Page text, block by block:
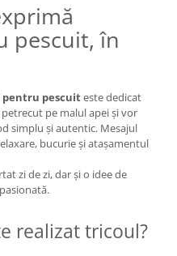
pescuit, în
pentru pescuiteste dedicat
pe malul apei și vor
simplu și autentic. Mesajul
bucurie și atașamentul
zi de zi, dar și o idee de
realizat tricoul?